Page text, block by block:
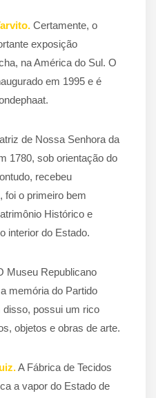
Certamente, o
exposição
na América do Sul. O
em 1995 e é
de Nossa Senhora da
1780, sob orientação do
recebeu
foi o primeiro bem
Histórico e
interior do Estado.
Museu Republicano
memória do Partido
disso, possui um rico
objetos e obras de arte.
A Fábrica de Tecidos
a vapor do Estado de